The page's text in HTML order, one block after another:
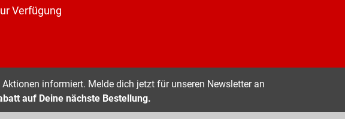
Verfügung
informiert. Melde dich jetzt für unseren Newsletter an
auf Deine nächste Bestellung.